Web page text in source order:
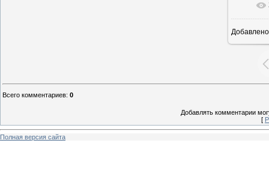
В
Добавлено
Всего комментариев: 0
Добавлять комментарии
[
Полная версия сайта